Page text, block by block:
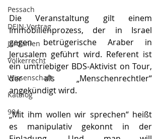
Pessach
DEIN-Vortrag
Jordanien
Völkerrecht
Wissenschaft
Katalog
904
Die Veranstaltung gilt einem
Immobilienprozess, der in Israel
gegen betrügerische Araber in
Jerusalem geführt wird. Referent ist
ein umtriebiger BDS-Aktivist on Tour,
der als „Menschenrechtler“
angekündigt wird.
„Mit ihm wollen wir sprechen“ heißt
es manipulativ gekonnt in der